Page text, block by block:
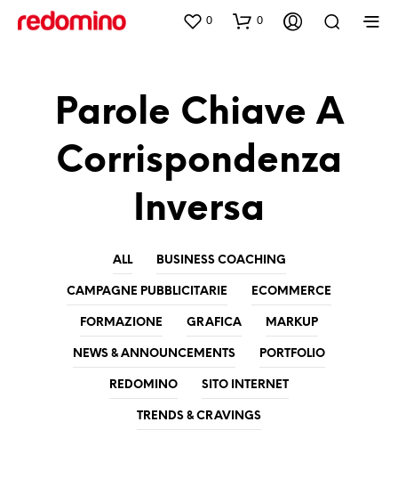
0 0
Parole Chiave A
Corrispondenza
Inversa
ALL BUSINESS COACHING
CAMPAGNE PUBBLICITARIE ECOMMERCE
FORMAZIONE GRAFICA MARKUP
NEWS & ANNOUNCEMENTS PORTFOLIO
REDOMINO SITO INTERNET
TRENDS & CRAVINGS